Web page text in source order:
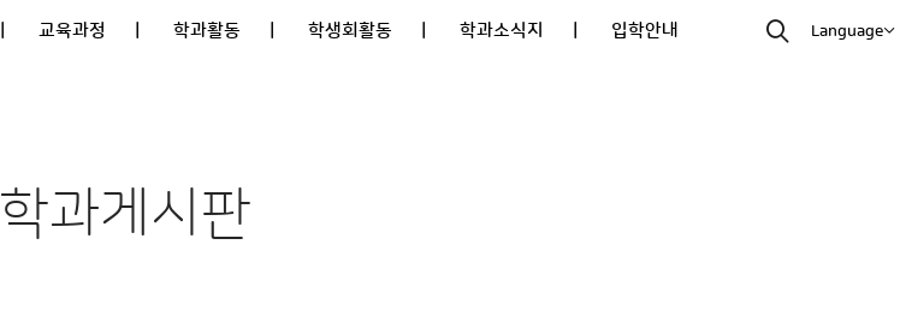
| 교육과정 | 학과활동 | 학생회활동 | 학과소식지 | 입학안내 Language
학과게시판